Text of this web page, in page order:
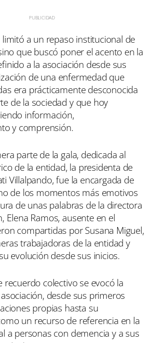
limitó a un repaso institucional de
que buscó poner el acento en la
a la asociación desde sus
de una enfermedad que
era prácticamente desconocida
de la sociedad y que hoy
información,
y comprensión.
parte de la gala, dedicada al
de la entidad, la presidenta de
Villalpando, fue la encargada de
de los momentos más emotivos
de unas palabras de la directora
Elena Ramos, ausente en el
compartidas por Susana Miguel,
trabajadoras de la entidad y
evolución desde sus inicios.
recuerdo colectivo se evocó la
desde sus primeros
propias hasta su
un recurso de referencia en la
a personas con demencia y a sus